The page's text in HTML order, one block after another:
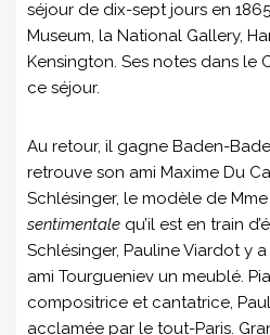
séjour de dix-sept jours en
Museum, la National Gallery,
Kensington. Ses notes dans le
ce séjour.
Au retour, il gagne Baden-
retrouve son ami Maxime Du
Schlésinger, le modèle de
sentimentale qu’il est en train
Schlésinger, Pauline Viardot y
ami Tourgueniev un meublé.
compositrice et cantatrice,
acclamée par le tout-Paris.